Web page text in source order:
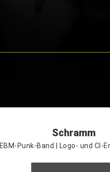
Schramm
​EBM-Punk-Band | Logo- und CI-